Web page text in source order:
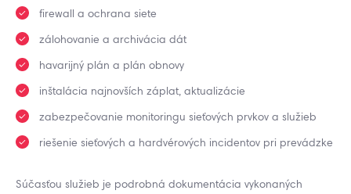
firewall a ochrana siete
zálohovanie a archivácia dát
havarijný plán a plán obnovy
inštalácia najnovších záplat, aktualizácie
zabezpečovanie monitoringu sieťových prvkov a služieb
riešenie sieťových a hardvérových incidentov pri prevádzke
​Súčasťou služieb je podrobná dokumentácia vykonaných